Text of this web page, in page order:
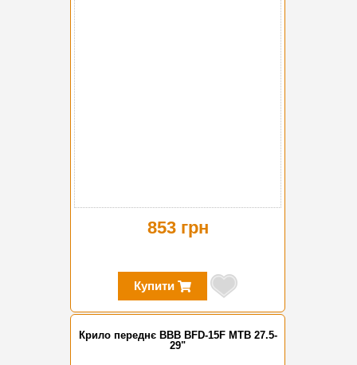
853 грн
Купити
Крило переднє BBB BFD-15F MTB 27.5-
29"